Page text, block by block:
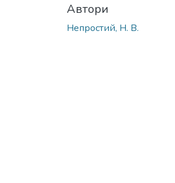
Автори
Непростий, Н. В.